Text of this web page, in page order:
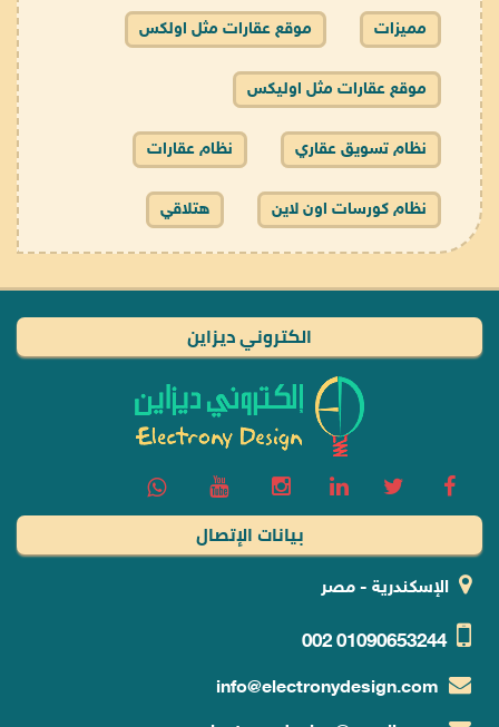
مميزات موقع عقارات مثل اولكس
موقع عقارات مثل اوليكس
نظام تسويق عقاري نظام عقارات
نظام كورسات اون لاين هتلاقي
الكتروني ديزاين
بيانات الإتصال
الإسكندرية - مصر
01090653244
002
info@electronydesign.com